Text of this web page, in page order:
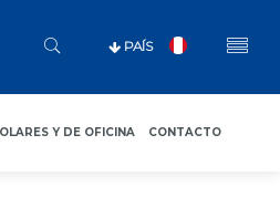
PAÍS
Y DE OFICINA CONTACTO